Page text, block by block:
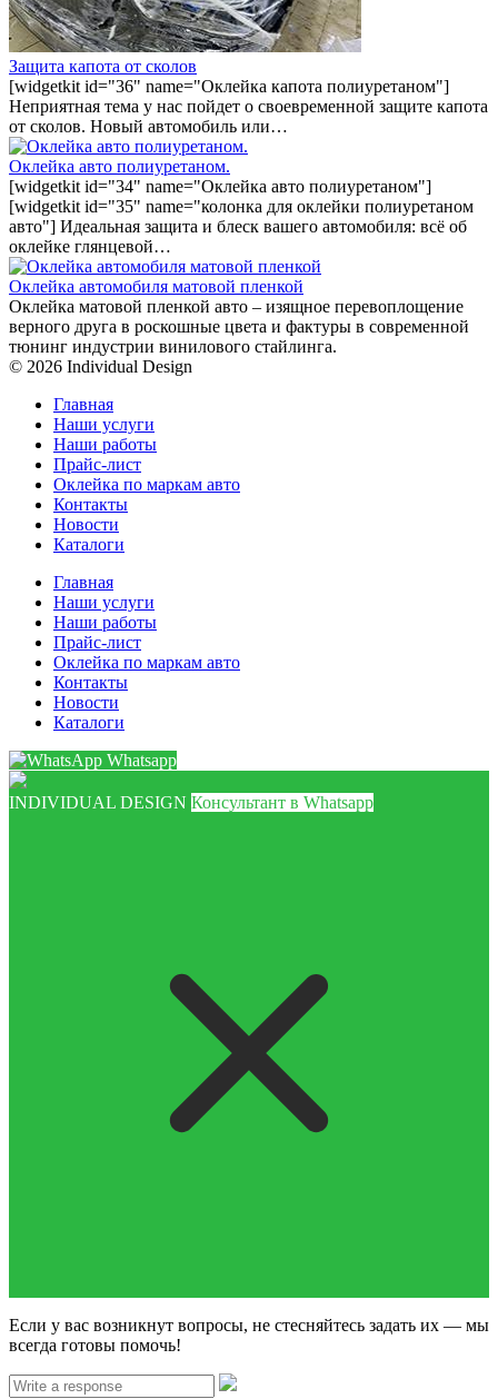
Защита капота от сколов
[widgetkit id="36" name="Оклейка капота полиуретаном"]
Неприятная тема у нас пойдет о своевременной защите капота
от сколов. Новый автомобиль или…
Оклейка авто полиуретаном.
[widgetkit id="34" name="Оклейка авто полиуретаном"]
[widgetkit id="35" name="колонка для оклейки полиуретаном
авто"] Идеальная защита и блеск вашего автомобиля: всё об
оклейке глянцевой…
Оклейка автомобиля матовой пленкой
Оклейка матовой пленкой авто – изящное перевоплощение
верного друга в роскошные цвета и фактуры в современной
тюнинг индустрии винилового стайлинга.
© 2026 Individual Design
Главная
Наши услуги
Наши работы
Прайс-лист
Оклейка по маркам авто
Контакты
Новости
Каталоги
Главная
Наши услуги
Наши работы
Прайс-лист
Оклейка по маркам авто
Контакты
Новости
Каталоги
Whatsapp
INDIVIDUAL DESIGN Консультант в Whatsapp
Если у вас возникнут вопросы, не стесняйтесь задать их — мы
всегда готовы помочь!